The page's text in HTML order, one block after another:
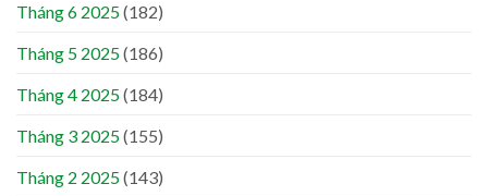
Tháng 6 2025(182)
Tháng 5 2025(186)
Tháng 4 2025(184)
Tháng 3 2025(155)
Tháng 2 2025(143)